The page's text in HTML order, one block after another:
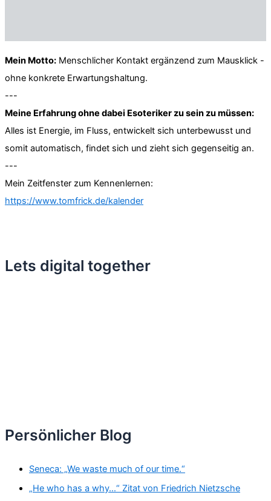
Mein Motto: Menschlicher Kontakt ergänzend zum Mausklick -
ohne konkrete Erwartungshaltung.
---
Meine Erfahrung ohne dabei Esoteriker zu sein zu müssen:
Alles ist Energie, im Fluss, entwickelt sich unterbewusst und
somit automatisch, findet sich und zieht sich gegenseitig an.
---
Mein Zeitfenster zum Kennenlernen:
https://www.tomfrick.de/kalender
Lets digital together
Persönlicher Blog
Seneca: „We waste much of our time.“
„He who has a why…“ Zitat von Friedrich Nietzsche